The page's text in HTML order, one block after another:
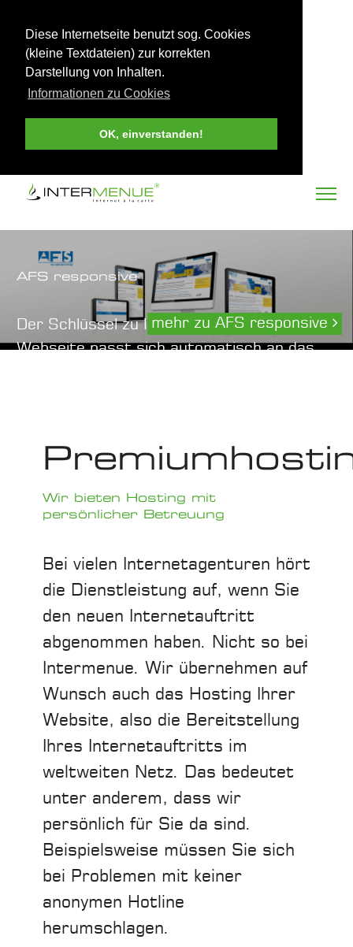
Diese Internetseite benutzt sog. Cookies
(kleine Textdateien) zur korrekten
Darstellung von Inhalten.
Informationen zu Cookies
OK, einverstanden!
AFS responsive
Der Schlüssel zu Ihren Kunden. Ihre
Webseite passt sich automatisch an das
mehr zu AFS responsive
Wir bieten Hosting mit
persönlicher Betreuung
Bei vielen Internetagenturen hört
die Dienstleistung auf, wenn Sie
den neuen Internetauftritt
abgenommen haben. Nicht so bei
Intermenue. Wir übernehmen auf
Wunsch auch das Hosting Ihrer
Website, also die Bereitstellung
Ihres Internetauftritts im
weltweiten Netz. Das bedeutet
unter anderem, dass wir
persönlich für Sie da sind.
Beispielsweise müssen Sie sich
bei Problemen mit keiner
anonymen Hotline
herumschlagen.